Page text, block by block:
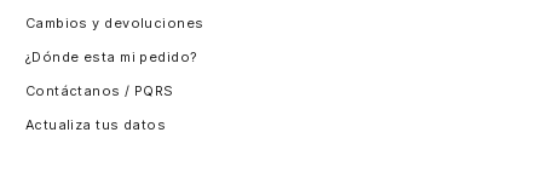
Cambios y devoluciones
¿Dónde esta mi pedido?
Contáctanos / PQRS
Actualiza tus datos